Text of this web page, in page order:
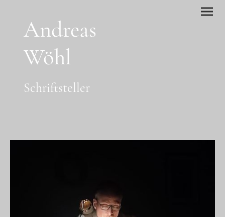
Andreas
Wöhl
Schriftsteller